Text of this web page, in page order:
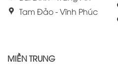
Tam Đảo - Vĩnh Phúc
MIỀN TRUNG